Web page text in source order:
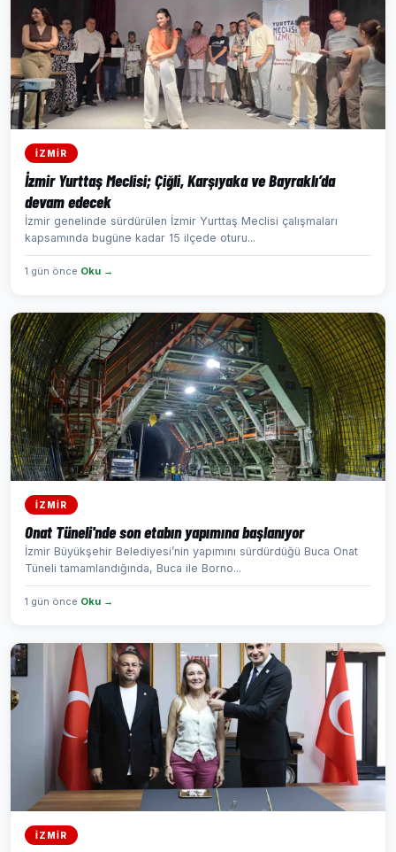
İZMİR
İzmir Yurttaş Meclisi; Çiğli, Karşıyaka ve Bayraklı’da
devam edecek
İzmir genelinde sürdürülen İzmir Yurttaş Meclisi çalışmaları
kapsamında bugüne kadar 15 ilçede oturu...
1 gün önce Oku →
İZMİR
Onat Tüneli'nde son etabın yapımına başlanıyor
İzmir Büyükşehir Belediyesi’nin yapımını sürdürdüğü Buca Onat
Tüneli tamamlandığında, Buca ile Borno...
1 gün önce Oku →
İZMİR